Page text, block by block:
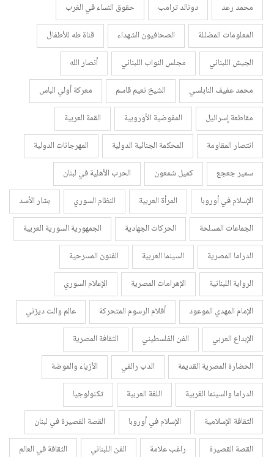
محمد رعد
دونالد ترامب
حقوق النساء في الغرب
المعلومات المضللة
الصحافيون الشهداء
قناة طه للأطفال
الجيش اللبناني
مجلس النواب اللبناني
أنصار الله
محمد عفيف النابلسي
الشيخ نعيم قاسم
معركة أولي الباس
مقاطعة إسرائيل
المفوضية الأوروبية
القمة العربية
انتصار المقاومة
المحكمة الجنائية الدولية
المهرجانات الدولية
سمير جعجع
كميل شمعون
الحرب الأهلية في لبنان
الإسلام في أوروبا
المرأة العربية النظام السوري
بشار الأسد
الجماعات المسلحة
الحركات الجهادية
الجمهورية السورية العربية
الدراما المصرية
السينما العربية
الفنون المسرحية
الرواية اللبنانية
الإهرامات المصرية
الإعلام السوري
الإمام المهدي الموعود
أفلام الرسوم المتحركة
عالم والت ديزني
الإبداع العربي
الفن الفلسطيني
الثقافة المصرية
الحضارة المصرية القديمة
الدب رالفي
الأزياء والموضة
الدراما والسينما الغربية
اللغة العربية
تكنولوجيا
الثقافة الإسلامية
الإسلام في أوروبا
القصة القصيرة في لبنان
القصة القصيرة
راغب علامة الفن اللبناني الثقافة في العالم